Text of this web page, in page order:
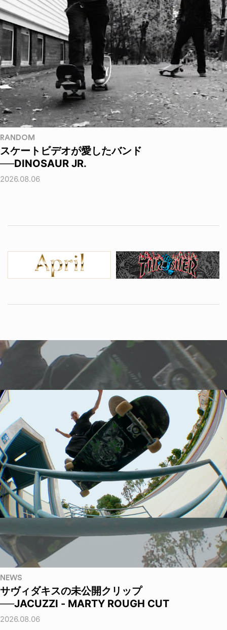
RANDOM
スケートビデオが愛したバンド
──DINOSAUR JR.
2026.08.06
NEWS
サヴィダキスの未公開クリップ
──JACUZZI - MARTY ROUGH CUT
2026.08.06